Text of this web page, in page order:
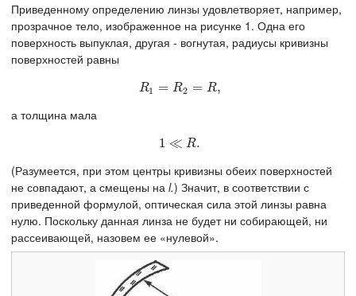
Приведенному определению линзы удовлетворяет, например,
прозрачное тело, изображенное на рисунке 1. Одна его
поверхность выпуклая, другая - вогнутая, радиусы кривизны
поверхностей равны
R1 = R2 = R,
R1 =R2 =R
а толщина мала
1 ≪ R.
1≪ R.
(Разумеется, при этом центры кривизны обеих поверхностей
не совпадают, а смещены на l.) Значит, в соответствии с
приведенной формулой, оптическая сила этой линзы равна
нулю. Поскольку данная линза не будет ни собирающей, ни
рассеивающей, назовем ее «нулевой».